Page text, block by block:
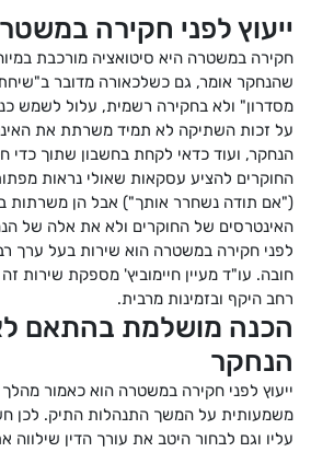
ייעוץ לפני חקירה
חקירה במשטרה היא סיטואציה מורכבת
שהנחקר אומר, גם כשלכאורה מדובר
מסדרון" ולא בחקירה רשמית, עלול לשמש
על זכות השתיקה לא תמיד משרתת את
הנחקר, ועוד כדאי לקחת בחשבון שתוך כדי
החוקרים להציע עסקאות שאולי נראות
("אם תודה נשחרר אותך") אבל הן משרתות
האינטרסים של החוקרים ולא את אלה של
לפני חקירה במשטרה הוא שירות בעל ערך
חובה. עו"ד מעיין חיימוביץ' מספקת שירות זה
רחב היקף ובזמינות מרבית.
הכנה מושלמת בהתאם
הנחקר
ייעוץ לפני חקירה במשטרה הוא כאמור
משמעותית על המשך התנהלות התיק. לכן
עליו וגם לבחור היטב את עורך הדין שילווה